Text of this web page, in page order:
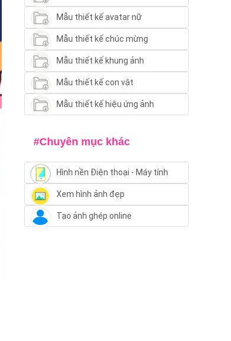
Mẫu thiết kế avatar nữ
Mẫu thiết kế chúc mừng
Mẫu thiết kế khung ảnh
Mẫu thiết kế con vật
Mẫu thiết kế hiệu ứng ảnh
#Chuyên mục khác
Hình nền Điện thoại - Máy tính
Xem hình ảnh đẹp
Tạo ảnh ghép online